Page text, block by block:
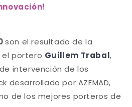
!
son el resultado de la
portero Guillem Trabal,
intervención de los
desarrollado por AZEMAD,
de los mejores porteros de